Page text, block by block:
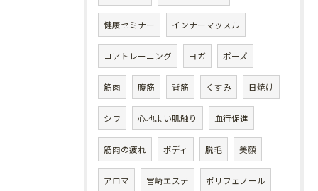
健康セミナー インナーマッスル
コアトレーニング ヨガ ポーズ
筋肉 腹筋 背筋 くすみ 日焼け
シワ 心地よい肌触り 血行促進
筋肉の疲れ ボディ 脱毛 美顔
アロマ 宮崎エステ ポリフェノール